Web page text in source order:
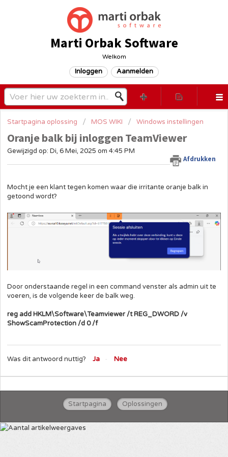
Marti Orbak Software
Welkom
Inloggen Aanmelden
Startpagina oplossing MOS WIKI Windows instellingen
Oranje balk bij inloggen TeamViewer
Afdrukken
Gewijzigd op: Di, 6 Mei, 2025 om 4:45 PM
Mocht je een klant tegen komen waar die irritante oranje balk in
getoond wordt?
Door onderstaande regel in een command venster als admin uit te
voeren, is de volgende keer de balk weg.
reg add HKLM\Software\Teamviewer /t REG_DWORD /v
ShowScamProtection /d 0 /f
Was dit antwoord nuttig? Ja Nee
Startpagina Oplossingen